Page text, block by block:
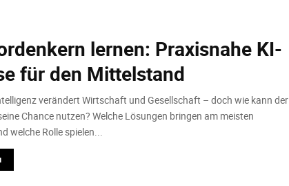
lernen: Praxisnahe KI-
für den Mittelstand
verändert Wirtschaft und Gesellschaft – doch wie kann der
Chance nutzen? Welche Lösungen bringen am meisten
welche Rolle spielen...